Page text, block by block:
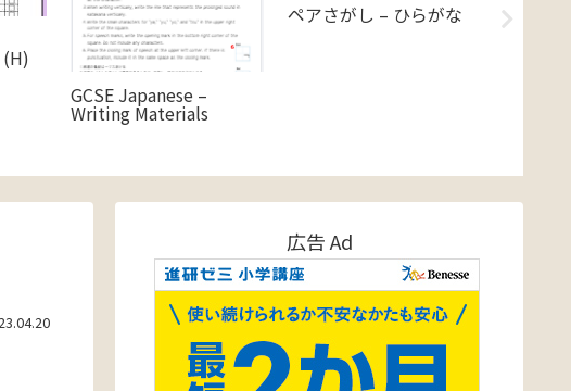
GCSE Japanese –
Writing Materials
ペアさがし – ひらがな 手づく
ンダー
広告 Ad